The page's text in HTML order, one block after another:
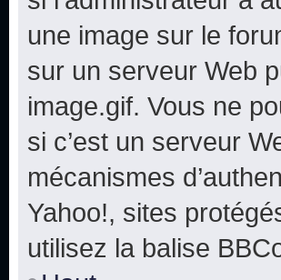
une image sur le
sur un serveur Web
image.gif. Vous ne
si c’est un serveur
mécanismes
Yahoo!, sites
utilisez la balise